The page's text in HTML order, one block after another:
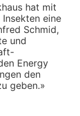
hat mit
Insekten eine
Schmid,
und
Energy
den
geben.»